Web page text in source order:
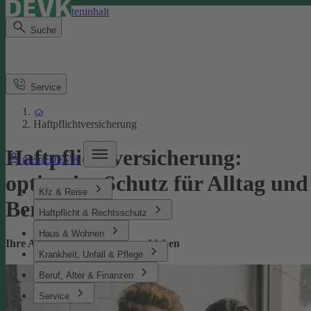
Direkt zum Seiteninhalt
Suche
meineDEVK
Kfz & Reise
Haftpflicht & Rechtsschutz
Haus & Wohnen
Krankheit, Unfall & Pflege
Beruf, Alter & Finanzen
Service
Service
Haftpflichtversicherung
Haftpflichtversicherung:
optimaler Schutz für Alltag und
Beruf
Ihre Absicherung bei Missgeschicken